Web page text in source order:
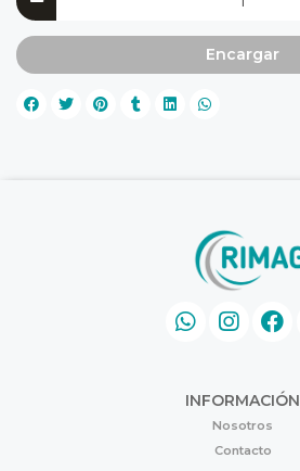
Encargar
INFORMACIÓN
Nosotros
Contacto